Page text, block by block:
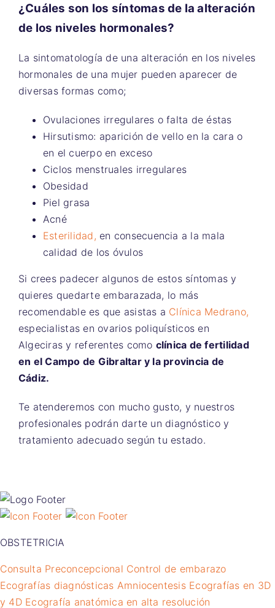
¿Cuáles son los síntomas de la alteración
de los niveles hormonales?
La sintomatología de una alteración en los niveles
hormonales de una mujer pueden aparecer de
diversas formas como;
Ovulaciones irregulares o falta de éstas
Hirsutismo: aparición de vello en la cara o
en el cuerpo en exceso
Ciclos menstruales irregulares
Obesidad
Piel grasa
Acné
Esterilidad, en consecuencia a la mala
calidad de los óvulos
Si crees padecer algunos de estos síntomas y
quieres quedarte embarazada, lo más
recomendable es que asistas a Clínica Medrano,
especialistas en ovarios poliquísticos en
Algeciras y referentes como clínica de fertilidad
en el Campo de Gibraltar y la provincia de
Cádiz.
Te atenderemos con mucho gusto, y nuestros
profesionales podrán darte un diagnóstico y
tratamiento adecuado según tu estado.
OBSTETRICIA
Consulta Preconcepcional Control de embarazo
Ecografías diagnósticas Amniocentesis Ecografías en 3D
y 4D Ecografía anatómica en alta resolución